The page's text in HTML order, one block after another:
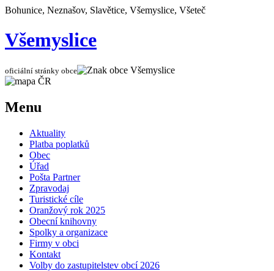
Bohunice, Neznašov, Slavětice, Všemyslice, Všeteč
Všemyslice
oficiální stránky obce
Menu
Aktuality
Platba poplatků
Obec
Úřad
Pošta Partner
Zpravodaj
Turistické cíle
Oranžový rok 2025
Obecní knihovny
Spolky a organizace
Firmy v obci
Kontakt
Volby do zastupitelstev obcí 2026